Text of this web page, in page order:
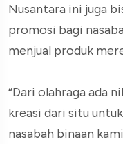
Nusantara ini juga
promosi bagi
menjual produk
“Dari olahraga ada
kreasi dari situ
nasabah binaan